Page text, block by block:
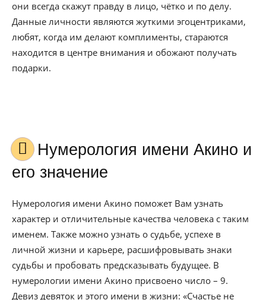
они всегда скажут правду в лицо, чётко и по делу.
Данные личности являются жуткими эгоцентриками,
любят, когда им делают комплименты, стараются
находится в центре внимания и обожают получать
подарки.
Нумерология имени Акино и
его значение
Нумерология имени Акино поможет Вам узнать
характер и отличительные качества человека с таким
именем. Также можно узнать о судьбе, успехе в
личной жизни и карьере, расшифровывать знаки
судьбы и пробовать предсказывать будущее. В
нумерологии имени Акино присвоено число – 9.
Девиз девяток и этого имени в жизни: «Счастье не